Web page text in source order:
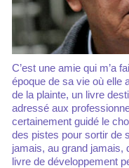
C’est une amie qui m’a fait découvrir François Roustang. A une
époque de sa vie où elle
de la plainte, un livre
adressé aux
certainement guidé le
des pistes pour sortir de
jamais, au grand jamais,
livre de développement